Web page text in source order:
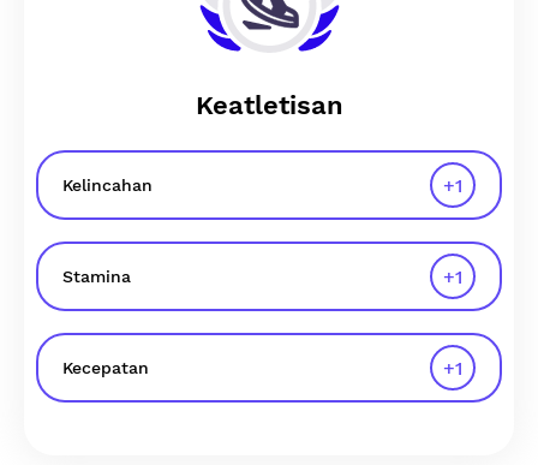
Keatletisan
Kelincahan +1
Stamina +1
Kecepatan +1